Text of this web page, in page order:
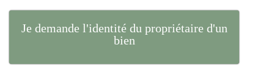
Je demande l'identité du propriétaire d'un
bien